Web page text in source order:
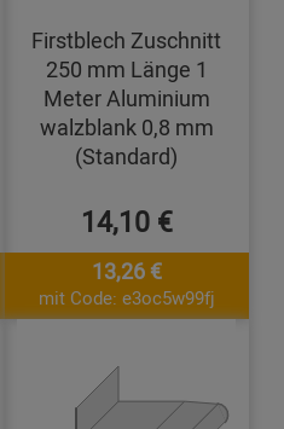
Firstblech Zuschnitt
250 mm Länge 1
Meter Aluminium
walzblank 0,8 mm
(Standard)
14,10 €
13,26 €
mit Code: e3oc5w99fj